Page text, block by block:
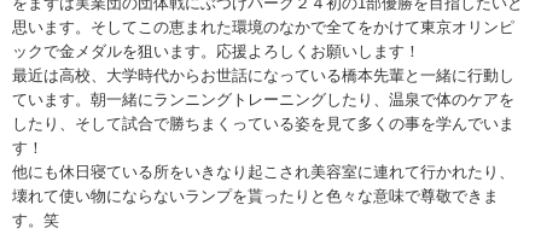
思います。そしてこの恵まれた環境のなかで全てをかけて東京オリンピ
ックで金メダルを狙います。応援よろしくお願いします！
最近は高校、大学時代からお世話になっている橋本先輩と一緒に行動し
ています。朝一緒にランニングトレーニングしたり、温泉で体のケアを
したり、そして試合で勝ちまくっている姿を見て多くの事を学んでいま
す！
他にも休日寝ている所をいきなり起こされ美容室に連れて行かれたり、
壊れて使い物にならないランプを貰ったりと色々な意味で尊敬できま
す。笑